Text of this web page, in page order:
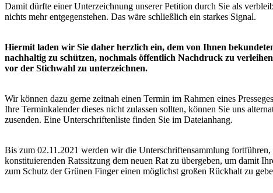
Damit dürfte einer Unterzeichnung unserer Petition durch Sie als
nichts mehr entgegenstehen. Das wäre schließlich ein starkes Signal.
Hiermit laden wir Sie daher herzlich ein, dem von Ihnen
nachhaltig zu schützen, nochmals öffentlich Nachdruck zu
vor der Stichwahl zu unterzeichnen.
Wir können dazu gerne zeitnah einen Termin im Rahmen eines
Ihre Terminkalender dieses nicht zulassen sollten, können Sie uns
zusenden. Eine Unterschriftenliste finden Sie im Dateianhang.
Bis zum 02.11.2021 werden wir die Unterschriftensammlung fortführen,
konstituierenden Ratssitzung dem neuen Rat zu übergeben, um damit
zum Schutz der Grünen Finger einen möglichst großen Rückhalt zu